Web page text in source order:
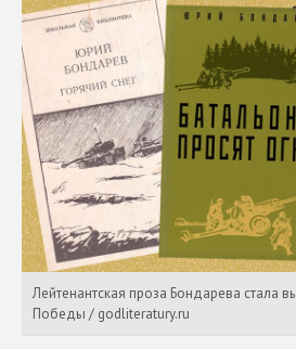
Лейтенантская проза Бондарева стала
Победы / godliteratury.ru